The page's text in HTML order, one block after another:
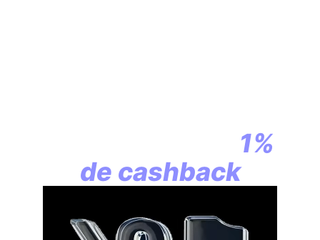
1%
de cashback